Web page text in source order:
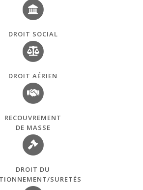
DROIT SOCIAL
DROIT AÉRIEN
RECOUVREMENT
DE MASSE
DROIT DU
SURETÉS